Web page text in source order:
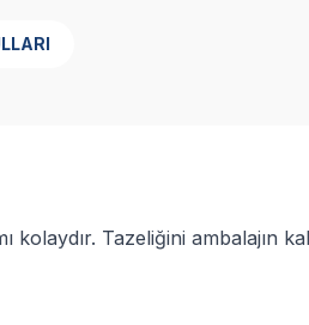
Tazeliğini ambalajın